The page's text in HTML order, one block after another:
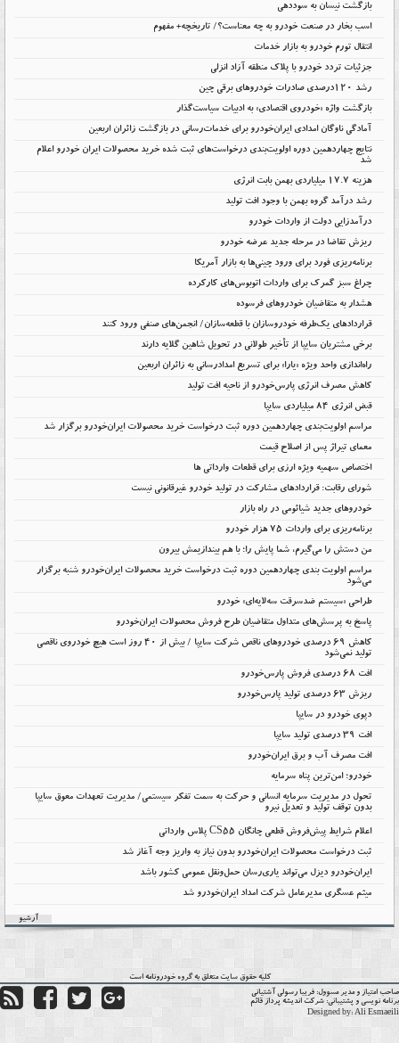
بازگشت نیسان به سوددهی
اسب بخار در صنعت خودرو به چه معناست؟/ تاریخچه+ مفهوم
انتقال تورم خودرو به بازار خدمات
جزئیات تردد خودرو با پلاک منطقه آزاد انزلی
رشد ۱۲۰درصدی صادرات خودروهای برقی چین
بازگشت واژه «خودروی اقتصادی» به ادبیات سیاست‌گذار
آمادگی ناوگان امدادی ایران‌خودرو برای خدمات‌رسانی در بازگشت زائران اربعین
نتایج چهاردهمین دوره اولویت‌بندی درخواست‌های ثبت شده خرید محصولات ایران خودرو اعلام
شد
هزینه ۱۷.۷ میلیاردی بهمن بابت انرژی
رشد درآمد گروه بهمن با وجود افت تولید
درآمدزایی دولت از واردات خودرو
ریزش تقاضا در مرحله جدید عرضه خودرو
برنامه‌ریزی فورد برای ورود چینی‌ها به بازار آمریکا
چراغ سبز گمرک برای واردات اتوبوس‌های کارکرده
هشدار به متقاضیان خودروهای فرسوده
قراردادهای یک‌طرفه خودروسازان با قطعه‌سازان/ انجمن‌های صنفی ورود کنند
برخی مشتریان سایپا از تأخیر طولانی در تحویل شاهین گلایه دارند
راه‌اندازی واحد ویژه «یارا» برای تسریع امدادرسانی به زائران اربعین
کاهش مصرف انرژی پارس‌خودرو از ناحیه افت تولید
قبض انرژی ۸۴ میلیاردی سایپا
مراسم اولویت‌بندی چهاردهمین دوره ثبت درخواست خرید محصولات ایران‌خودرو برگزار شد
معمای تیراژ پس از اصلاح قیمت
اختصاص سهمیه ویژه ارزی برای قطعات وارداتی ها
شورای رقابت: قراردادهای مشارکت در تولید خودرو غیرقانونی نیست
خودروهای جدید شیائومی در راه بازار
برنامه‌ریزی برای واردات ۷۵ هزار خودرو
من دستش را می‌گیرم، شما پایش را؛ با هم بیندازیمش بیرون
مراسم اولویت بندی چهاردهمین دوره ثبت درخواست خرید محصولات ایران‌خودرو شنبه برگزار
می‌شود
طراحی «سیستم ضدسرقت سه‌لایه‌ای» خودرو
پاسخ به پرسش‌های متداول متقاضیان طرح فروش محصولات ایران‌خودرو
کاهش ۶۹ درصدی خودروهای ناقص شرکت سایپا / بیش از ۴۰ روز است هیچ خودروی ناقصی
تولید نمی‌شود
افت 68 درصدی فروش پارس‌خودرو
ریزش 63 درصدی تولید پارس‌خودرو
دپوی خودرو در سایپا
افت ۳۹ درصدی تولید سایپا
افت مصرف آب و برق ایران‌خودرو
خودرو؛ امن‌ترین پناه سرمایه
تحول در مدیریت سرمایه انسانی و حرکت به سمت تفکر سیستمی/ مدیریت تعهدات معوق سایپا
بدون توقف تولید و تعدیل نیرو
اعلام شرایط پیش‌فروش قطعی چانگان CS55 پلاس وارداتی
ثبت درخواست محصولات ایران‌خودرو بدون نیاز به واریز وجه آغاز شد
ایران‌خودرو دیزل می‌تواند یاری‌رسان حمل‌ونقل عمومی کشور باشد
میثم عسگری مدیرعامل شرکت امداد ایران‌خودرو شد
آرشیو
کلیه حقوق سایت متعلق به گروهخودرونامهاست
امتیاز و مدیر مسوول: فریبا رسولی آشتیانی
نویسی و پشتیبانی: شرکت اندیشه پرداز قائم
Designed by: Ali